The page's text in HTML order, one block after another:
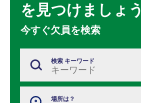
を見つけましょう
今すぐ欠員を検索
検索 キーワード
場所は？